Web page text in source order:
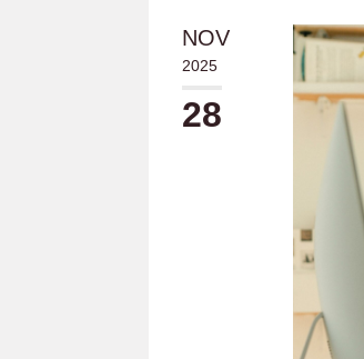
NOV
2025
28